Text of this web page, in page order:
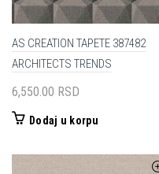
AS CREATION TAPETE 387482
ARCHITECTS TRENDS
6,550.00 RSD
Dodaj u korpu